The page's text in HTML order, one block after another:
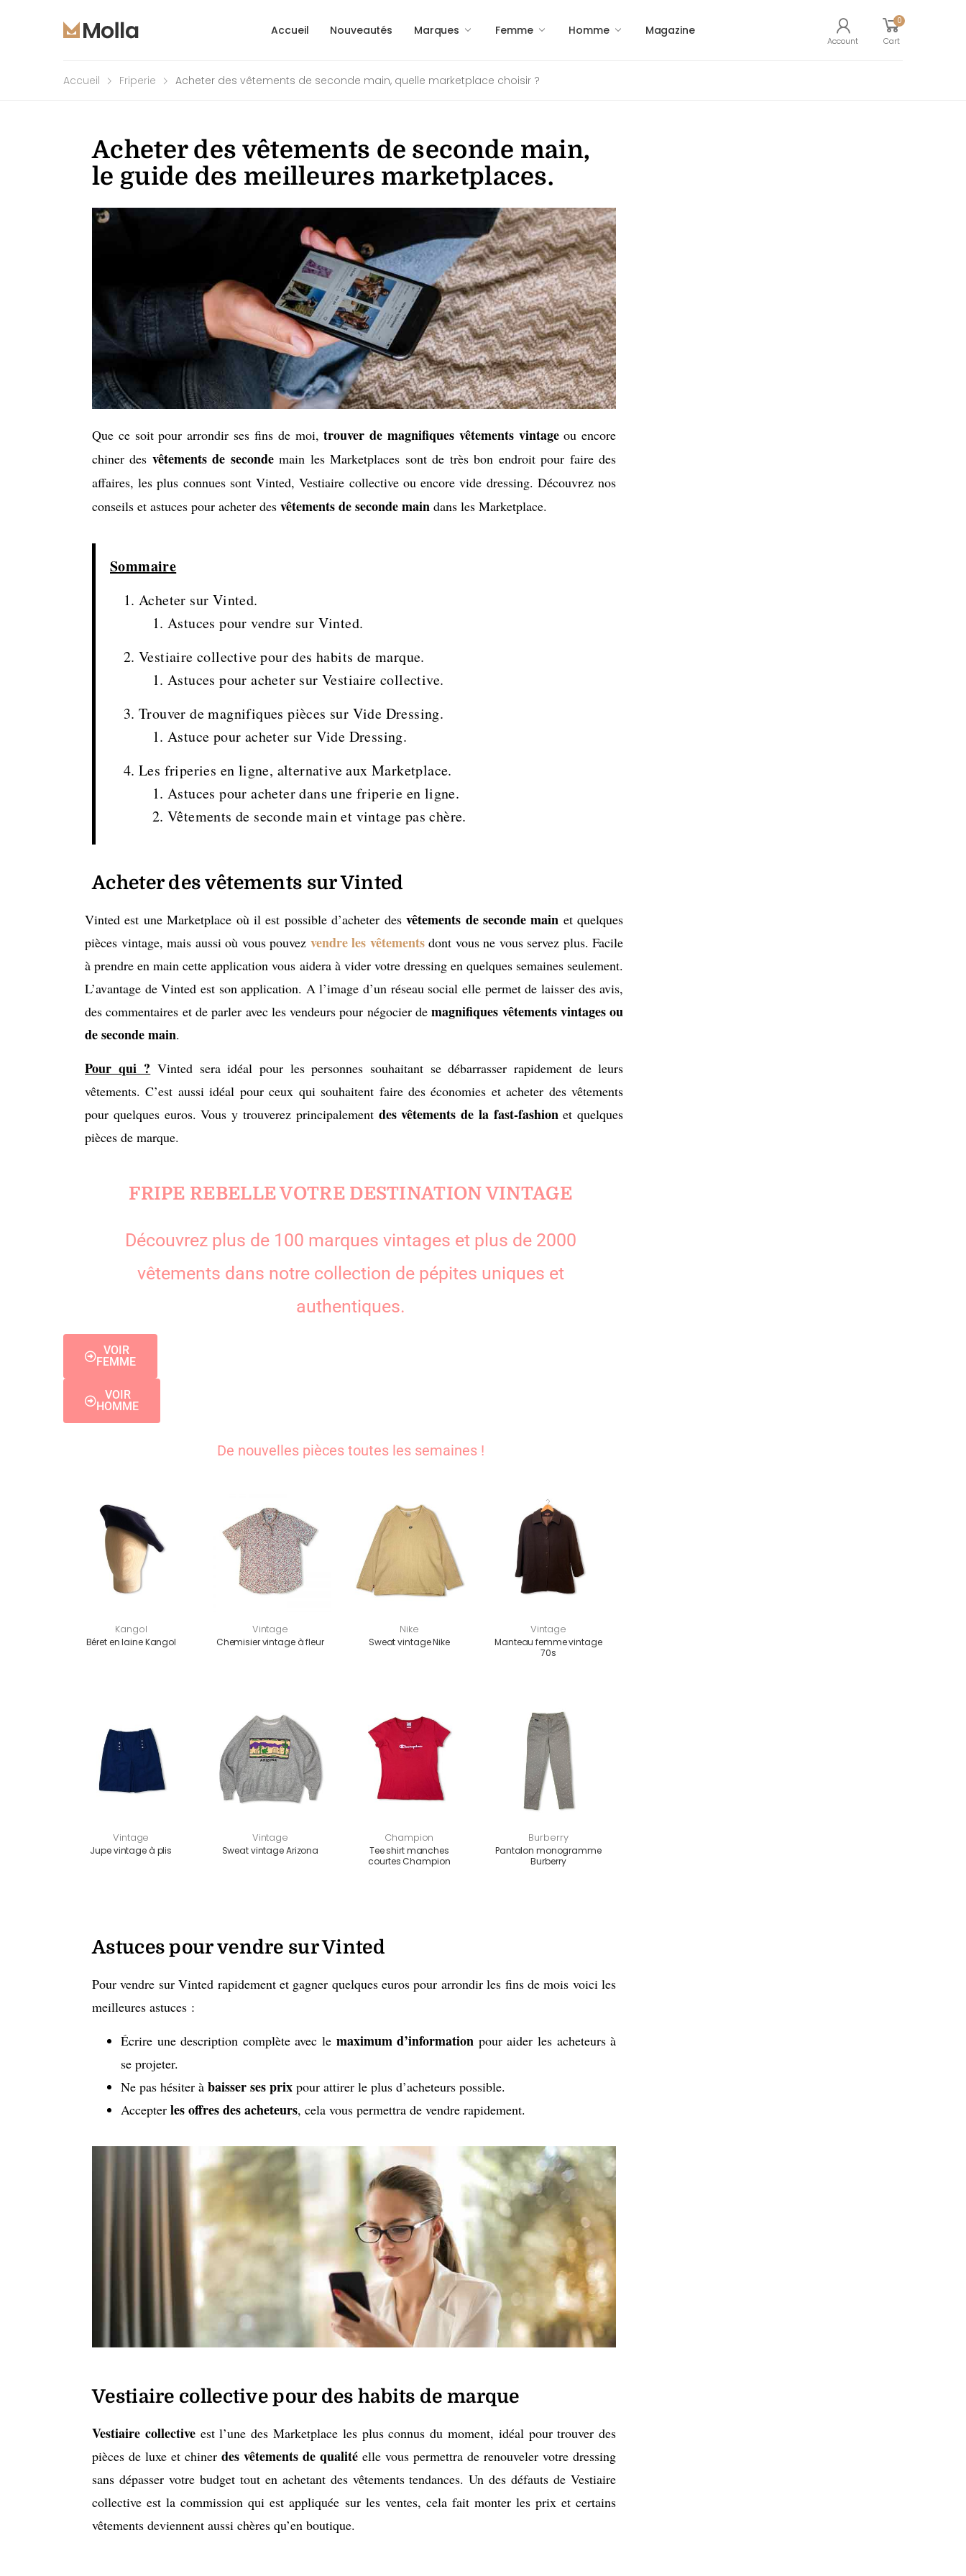
Accueil Nouveautés Marques Femme Homme Magazine
Account
0
Cart
Accueil Friperie Acheter des vêtements de seconde main, quelle marketplace choisir ?
Acheter des vêtements de seconde main,
le guide des meilleures marketplaces.
Que ce soit pour arrondir ses fins de moi, trouver de magnifiques vêtements vintageou encore
chiner des vêtements de secondemain les Marketplaces sont de très bon endroit pour faire des
affaires, les plus connues sont Vinted, Vestiaire collective ou encore vide dressing. Découvrez nos
conseils et astuces pour acheter des vêtements de seconde main dans les Marketplace.
Sommaire
Acheter sur Vinted.
Astuces pour vendre sur Vinted.
Vestiaire collective pour des habits de marque.
Astuces pour acheter sur Vestiaire collective.
Trouver de magnifiques pièces sur Vide Dressing.
Astuce pour acheter sur Vide Dressing.
Les friperies en ligne, alternative aux Marketplace.
Astuces pour acheter dans une friperie en ligne.
Vêtements de seconde main et vintage pas chère.
Acheter des vêtements sur Vinted
Vinted est une Marketplace où il est possible d’acheter desvêtements de seconde main et quelques
pièces vintage, mais aussi où vous pouvez vendre les vêtements dont vous ne vous servez plus. Facile
à prendre en main cette application vous aidera à vider votre dressing en quelques semaines seulement.
L’avantage de Vinted est son application. A l’image d’un réseau social elle permet de laisser des avis,
des commentaires et de parler avec les vendeurs pour négocier demagnifiques vêtements vintages ou
de seconde main.
Pour qui ? Vinted sera idéal pour les personnes souhaitant se débarrasser rapidement de leurs
vêtements. C’est aussi idéal pour ceux qui souhaitent faire des économies et acheter des vêtements
pour quelques euros. Vous y trouverez principalement des vêtements de la fast-fashionet quelques
pièces de marque.
FRIPE REBELLE VOTRE DESTINATION VINTAGE
Découvrez plus de 100 marques vintages et plus de 2000
vêtements dans notre collection de pépites uniques et
authentiques.
VOIR
FEMME
VOIR
HOMME
De nouvelles pièces toutes les semaines !
Kangol
Béret en laine Kangol
Vintage
Chemisier vintage à fleur
Nike
Sweat vintage Nike
Vintage
Manteau femme vintage
70s
Vintage
Jupe vintage à plis
Vintage
Sweat vintage Arizona
Champion
Tee shirt manches
courtes Champion
Burberry
Pantalon monogramme
Burberry
Astuces pour vendre sur Vinted
Pour vendre sur Vinted rapidement et gagner quelques euros pour arrondir les fins de mois voici les
meilleures astuces :
Écrire une description complète avec le maximum d’information pour aider les acheteurs à
se projeter.
Ne pas hésiter à baisser ses prix pour attirer le plus d’acheteurs possible.
Accepter les offres des acheteurs, cela vous permettra de vendre rapidement.
Vestiaire collective pour des habits de marque
Vestiaire collectiveest l’une des Marketplace les plus connus du moment, idéal pour trouver des
pièces de luxe et chinerdes vêtements de qualité elle vous permettra de renouveler votre dressing
sans dépasser votre budget tout en achetant des vêtements tendances. Un des défauts de Vestiaire
collective est la commission qui est appliquée sur les ventes, cela fait monter les prix et certains
vêtements deviennent aussi chères qu’en boutique.